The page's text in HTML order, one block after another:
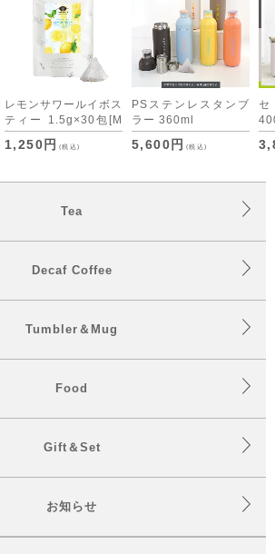
レモンサワールイボス
ティー 1.5g×30包 [M
便 1/3]
1,250円 (税込)
PSステンレスタンブ
ラー 360ml
5,600円 (税込)
Tea
Decaf Coffee
Tumbler＆Mug
Food
Gift＆Set
お知らせ